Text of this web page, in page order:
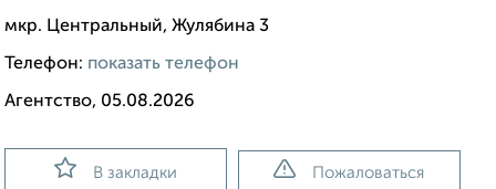
мкр. Центральный, Жулябина 3
Телефон: показать телефон
Агентство, 05.08.2026
В закладки Пожаловаться